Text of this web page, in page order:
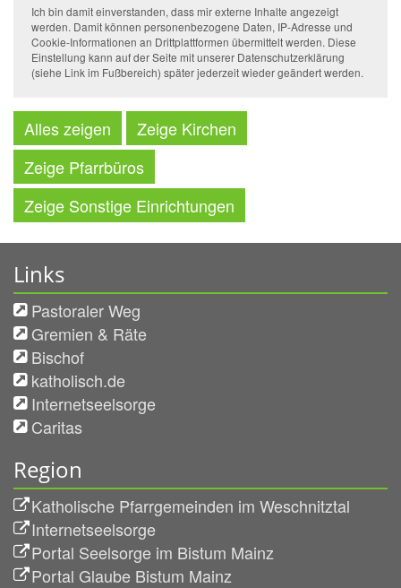
Ich bin damit einverstanden, dass mir externe Inhalte angezeigt
werden. Damit können personenbezogene Daten, IP-Adresse und
Cookie-Informationen an Drittplattformen übermittelt werden. Diese
Einstellung kann auf der Seite mit unserer Datenschutzerklärung
(siehe Link im Fußbereich) später jederzeit wieder geändert werden.
Alles zeigen
Zeige Kirchen
Zeige Pfarrbüros
Zeige Sonstige Einrichtungen
Links
Pastoraler Weg
Gremien & Räte
Bischof
katholisch.de
Internetseelsorge
Caritas
Region
Katholische Pfarrgemeinden im Weschnitztal
Internetseelsorge
Portal Seelsorge im Bistum Mainz
Portal Glaube Bistum Mainz